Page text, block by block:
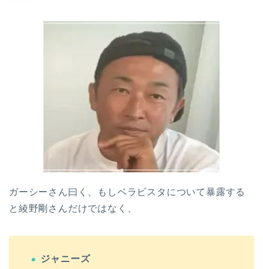
ガーシーさん曰く、もしベラビスタについて暴露する
と綾野剛さんだけではなく、
ジャニーズ